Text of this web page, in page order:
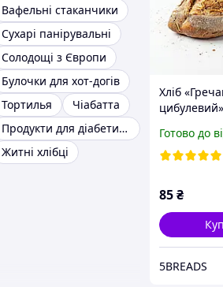
Вафельні стаканчики
Сухарі панірувальні
Солодощі з Європи
Булочки для хот-догів
Тортилья
Чіабатта
Продукти для діабетиків
Житні хлібці
Хліб
цибулевий»
заквасці
600г
Готово до
85₴
5BREADS